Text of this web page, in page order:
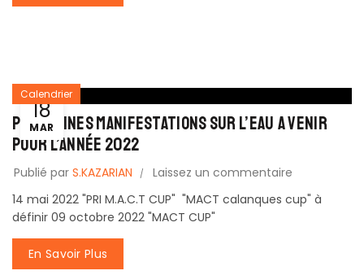
18
MAR
Calendrier
Prochaines Manifestations sur l’eau a venir
Pour l’année 2022
Publié par S.KAZARIAN
Laissez un commentaire
14 mai 2022 "PRI M.A.C.T CUP" "MACT calanques cup" à
définir 09 octobre 2022 "MACT CUP"
En Savoir Plus